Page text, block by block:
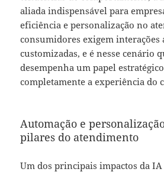
aliada indispensável para
eficiência e personalização no
consumidores exigem interações
customizadas, e é nesse cenário
desempenha um papel
completamente a experiência do
Automação e
pilares do atendimento
Um dos principais impactos da IA